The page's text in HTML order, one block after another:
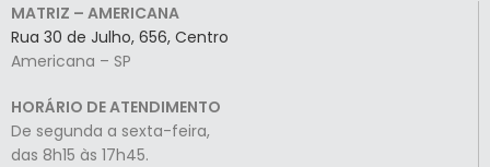
MATRIZ – AMERICANA
Rua 30 de Julho, 656, Centro
Americana – SP
HORÁRIO DE ATENDIMENTO
De segunda a sexta-feira,
das 8h15 às 17h45.